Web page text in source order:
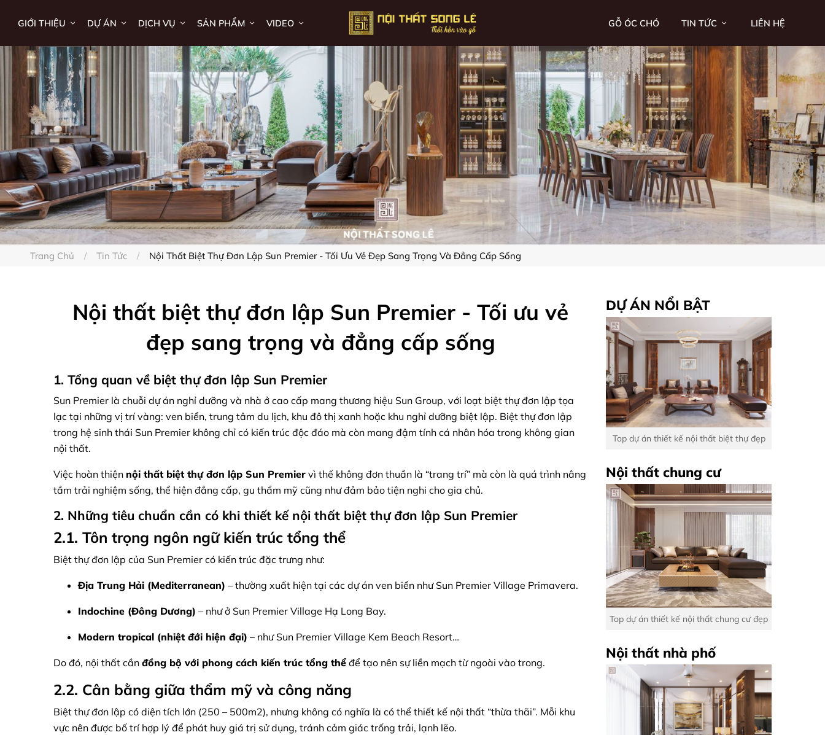
GIỚI THIỆU DỰ ÁN DỊCH VỤ SẢN PHẨM VIDEO GỖ ÓC CHÓ TIN TỨC LIÊN HỆ
Trang Chủ Tin Tức Nội Thất Biệt Thự Đơn Lập Sun Premier - Tối Ưu Vẻ Đẹp Sang Trọng Và Đẳng Cấp Sống
Nội thất biệt thự đơn lập Sun Premier - Tối ưu vẻ
đẹp sang trọng và đẳng cấp sống
1. Tổng quan về biệt thự đơn lập Sun Premier
Sun Premier là chuỗi dự án nghỉ dưỡng và nhà ở cao cấp mang thương hiệu Sun Group, với loạt biệt thự đơn lập tọa
lạc tại những vị trí vàng: ven biển, trung tâm du lịch, khu đô thị xanh hoặc khu nghỉ dưỡng biệt lập. Biệt thự đơn lập
trong hệ sinh thái Sun Premier không chỉ có kiến trúc độc đáo mà còn mang đậm tính cá nhân hóa trong không gian
nội thất.
Việc hoàn thiện nội thất biệt thự đơn lập Sun Premier vì thế không đơn thuần là “trang trí” mà còn là quá trình nâng
tầm trải nghiệm sống, thể hiện đẳng cấp, gu thẩm mỹ cũng như đảm bảo tiện nghi cho gia chủ.
2. Những tiêu chuẩn cần có khi thiết kế nội thất biệt thự đơn lập Sun Premier
2.1. Tôn trọng ngôn ngữ kiến trúc tổng thể
Biệt thự đơn lập của Sun Premier có kiến trúc đặc trưng như:
Địa Trung Hải (Mediterranean) – thường xuất hiện tại các dự án ven biển như Sun Premier Village Primavera.
Indochine (Đông Dương) – như ở Sun Premier Village Hạ Long Bay.
Modern tropical (nhiệt đới hiện đại) – như Sun Premier Village Kem Beach Resort…
Do đó, nội thất cần đồng bộ với phong cách kiến trúc tổng thể để tạo nên sự liền mạch từ ngoài vào trong.
2.2. Cân bằng giữa thẩm mỹ và công năng
Biệt thự đơn lập có diện tích lớn (250 – 500m2), nhưng không có nghĩa là có thể thiết kế nội thất “thừa thãi”. Mỗi khu
vực nên được bố trí hợp lý để phát huy giá trị sử dụng, tránh cảm giác trống trải, lạnh lẽo.
DỰ ÁN NỔI BẬT
Top dự án thiết kế nội thất biệt thự đẹp
Nội thất chung cư
Top dự án thiết kế nội thất chung cư đẹp
Nội thất nhà phố